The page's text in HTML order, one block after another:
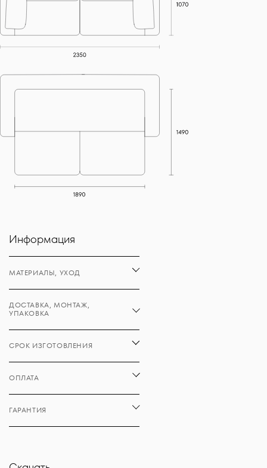
Информация
МАТЕРИАЛЫ, УХОД
ДОСТАВКА, МОНТАЖ,
УПАКОВКА
СРОК ИЗГОТОВЛЕНИЯ
ОПЛАТА
ГАРАНТИЯ